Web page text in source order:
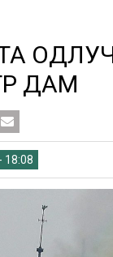
ДАМ
18:08